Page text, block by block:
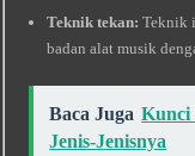
Teknik tekan: Teknik
badan alat musik
Baca Juga Kunci
Jenis-Jenisnya